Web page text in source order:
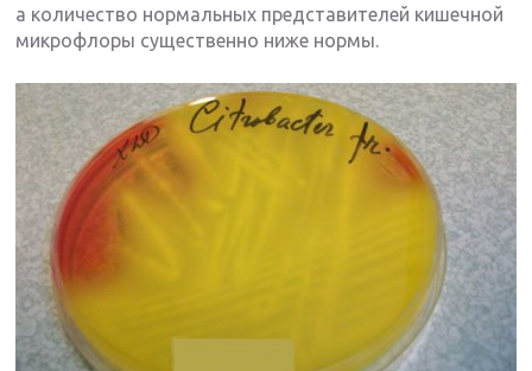
а количество нормальных представителей кишечной
микрофлоры существенно ниже нормы.